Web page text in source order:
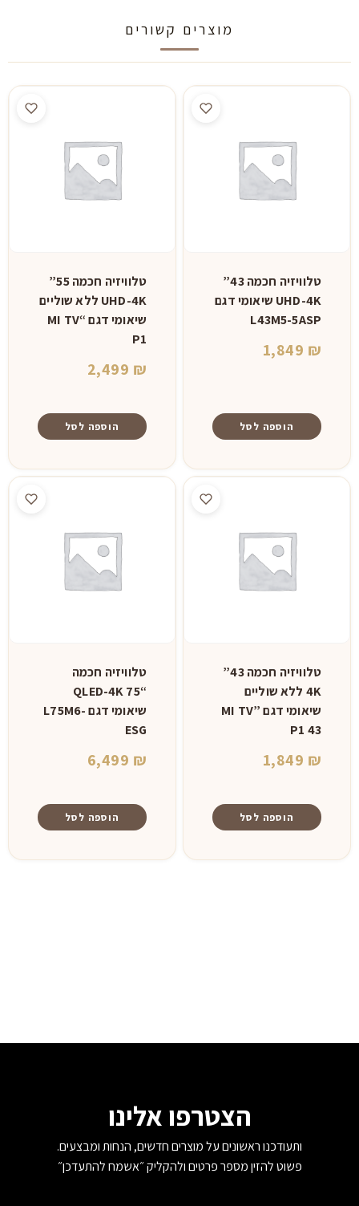
מוצרים קשורים
טלוויזיה חכמה 43”
UHD-4K שיאומי דגם
L43M5-5ASP
1,849 ₪
הוספה לסל
טלוויזיה חכמה 55”
UHD-4K ללא שוליים
שיאומי דגם “MI TV
P1
2,499 ₪
הוספה לסל
טלוויזיה חכמה 43”
4K ללא שוליים
שיאומי דגם ”MI TV
P1 43
1,849 ₪
הוספה לסל
טלוויזיה חכמה
“QLED-4K 75
שיאומי דגם L75M6-
ESG
6,499 ₪
הוספה לסל
הצטרפו אלינו
ותעודכנו ראשונים על מוצרים חדשים, הנחות ומבצעים.
פשוט להזין מספר פרטים ולהקליק ״אשמח להתעדכן״